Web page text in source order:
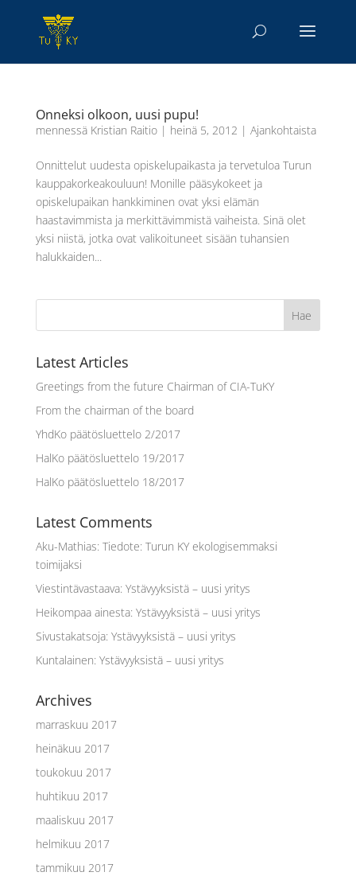
Onneksi olkoon, uusi pupu!
mennessä Kristian Raitio| heinä 5, 2012 | Ajankohtaista
Onnittelut uudesta opiskelupaikasta ja tervetuloa Turun
kauppakorkeakouluun! Monille pääsykokeet ja
opiskelupaikan hankkiminen ovat yksi elämän
haastavimmista ja merkittävimmistä vaiheista. Sinä olet
yksi niistä, jotka ovat valikoituneet sisään tuhansien
halukkaiden...
Latest Articles
Greetings from the future Chairman of CIA-TuKY
From the chairman of the board
YhdKo päätösluettelo 2/2017
HalKo päätösluettelo 19/2017
HalKo päätösluettelo 18/2017
Latest Comments
Aku-Mathias: Tiedote: Turun KY ekologisemmaksi
toimijaksi
Viestintävastaava: Ystävyyksistä – uusi yritys
Heikompaa ainesta: Ystävyyksistä – uusi yritys
Sivustakatsoja: Ystävyyksistä – uusi yritys
Kuntalainen: Ystävyyksistä – uusi yritys
Archives
marraskuu 2017
heinäkuu 2017
toukokuu 2017
huhtikuu 2017
maaliskuu 2017
helmikuu 2017
tammikuu 2017